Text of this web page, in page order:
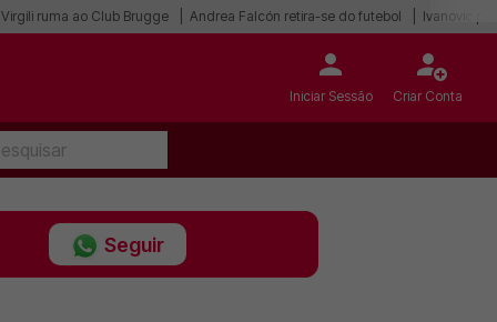
ruma ao Club Brugge Andrea Falcón retira-se do futebol Ivanovic
Iniciar Sessão Criar Conta
Seguir